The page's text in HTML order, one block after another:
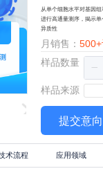
从单个细胞水平对基因
进行高通量测序，揭示
异质性
月销售：
样品数量
样品来源
提交意
术流程 应用领域